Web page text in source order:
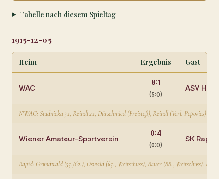
Tabelle nach diesem Spieltag
1915-12-05
Heim Ergebnis Gast
WAC
8:1
(5:0)
ASV
N'WAC: Studnicka 3x, Reindl 2x, Dürschmied (Freistoß), Reindl (Vorl. Popovics)
Wiener Amateur-Sportverein
0:4
(0:0)
SK Rapid
Rapid: Grundwald (55./62.), Oswald (65., Weitschuss), Bauer (88., Weitschuss).